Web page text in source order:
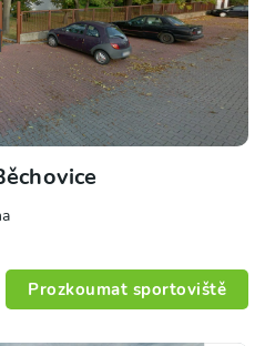
Prozkoumat sportoviště